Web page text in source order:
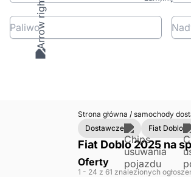
Paliwo
Strona główna /samochody
Dostawcze
Fiat Doblo
Fiat Doblo 2025 na
Oferty
1 - 24 z 61 znalezionych